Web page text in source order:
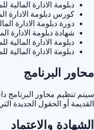
دبلومة الادارة
كورس دبلومة الادارة
دورة دبلومة الادارة
شهادة دبلومة الادارة
دبلومة الادارة
دبلومة الادارة
محاور البرنامج
سيتم تنظيم محاور
القديمة أو الحقول الجديدة
الشهادة والاعتماد